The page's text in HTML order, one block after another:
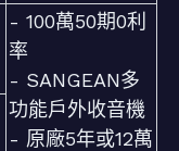
- 100萬50期0利
率
- SANGEAN多
功能戶外收音機
- 原廠5年或12萬